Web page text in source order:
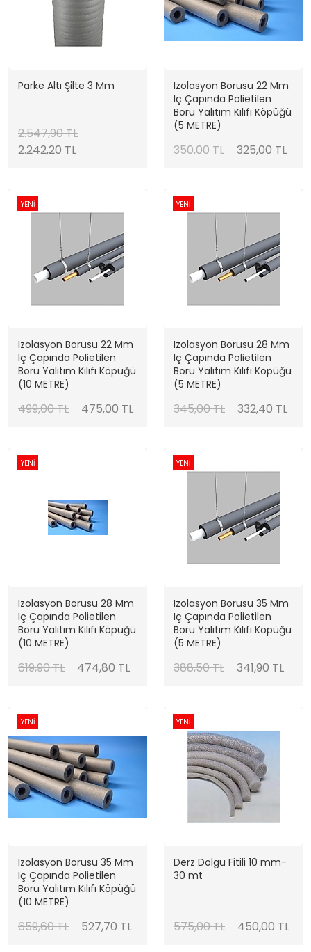
Parke Altı Şilte 3 Mm
2.547,90 TL
2.242,20 TL
Izolasyon Borusu 22 Mm
Iç Çapında Polietilen
Boru Yalıtım Kılıfı Köpüğü
(5 METRE)
350,00 TL 325,00 TL
YENİ
Izolasyon Borusu 22 Mm
Iç Çapında Polietilen
Boru Yalıtım Kılıfı Köpüğü
(10 METRE)
499,00 TL 475,00 TL
YENİ
Izolasyon Borusu 28 Mm
Iç Çapında Polietilen
Boru Yalıtım Kılıfı Köpüğü
(5 METRE)
345,00 TL 332,40 TL
YENİ
Izolasyon Borusu 28 Mm
Iç Çapında Polietilen
Boru Yalıtım Kılıfı Köpüğü
(10 METRE)
619,90 TL 474,80 TL
YENİ
Izolasyon Borusu 35 Mm
Iç Çapında Polietilen
Boru Yalıtım Kılıfı Köpüğü
(5 METRE)
388,50 TL 341,90 TL
YENİ
Izolasyon Borusu 35 Mm
Iç Çapında Polietilen
Boru Yalıtım Kılıfı Köpüğü
(10 METRE)
659,60 TL 527,70 TL
YENİ
Derz Dolgu Fitili 10 mm-
30 mt
575,00 TL 450,00 TL